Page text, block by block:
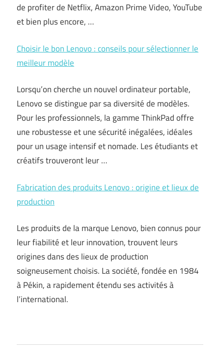
de profiter de Netflix, Amazon Prime Video, YouTube
et bien plus encore, …
Choisir le bon Lenovo : conseils pour sélectionner le
meilleur modèle
Lorsqu’on cherche un nouvel ordinateur portable,
Lenovo se distingue par sa diversité de modèles.
Pour les professionnels, la gamme ThinkPad offre
une robustesse et une sécurité inégalées, idéales
pour un usage intensif et nomade. Les étudiants et
créatifs trouveront leur …
Fabrication des produits Lenovo : origine et lieux de
production
Les produits de la marque Lenovo, bien connus pour
leur fiabilité et leur innovation, trouvent leurs
origines dans des lieux de production
soigneusement choisis. La société, fondée en 1984
à Pékin, a rapidement étendu ses activités à
l’international.